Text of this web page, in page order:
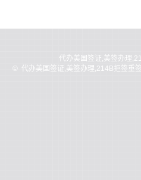
代办美国签证,美签办理
代办美国签证,美签办理,214B拒签重